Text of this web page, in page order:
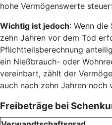
hohe Vermögenswerte
Wichtig ist jedoch: Wenn die
zehn Jahren vor dem Tod
Pflichtteilsberechnung
ein Nießbrauch- oder
vereinbart, zählt der
auch nach zehn Jahren noch
Freibeträge bei